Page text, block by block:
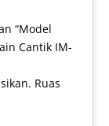
“Model
Cantik IM-
Ruas